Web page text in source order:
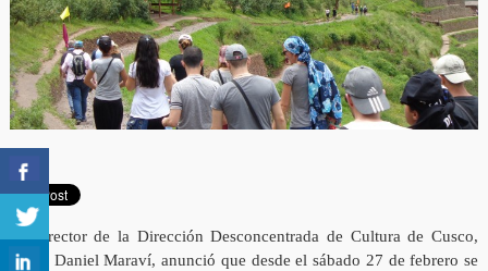
El Director de la Dirección Desconcentrada de Cultura de Cusco,
Econ. Daniel Maraví, anunció que desde el sábado 27 de febrero se